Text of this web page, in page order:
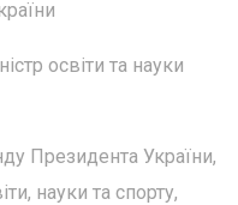
освіти та науки
Президента України,
науки та спорту,